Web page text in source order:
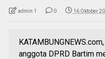
admin 1 0 16 Oktober
anggota DPRD Bartim